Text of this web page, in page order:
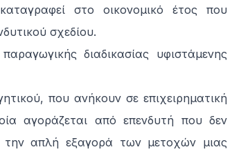
στο οικονομικό έτος που
σχεδίου.
διαδικασίας υφιστάμενης
που ανήκουν σε επιχειρηματική
αγοράζεται από επενδυτή που δεν
την απλή εξαγορά των μετοχών μιας